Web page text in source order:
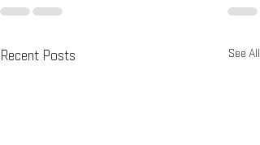
Recent Posts See All